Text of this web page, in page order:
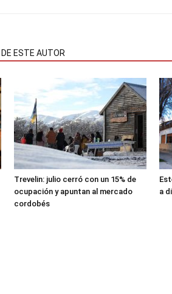
ESTE AUTOR
Trevelin: julio cerró con un 15% de
ocupación y apuntan al mercado
cordobés
a